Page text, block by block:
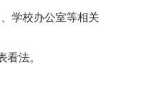
学校办公室等相关
法。